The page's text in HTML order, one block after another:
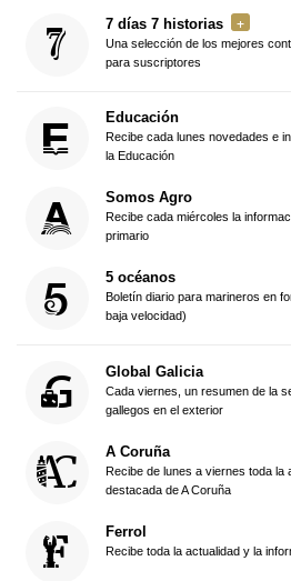
7 días 7 historias
Una selección de los mejores
para suscriptores
Educación
Recibe cada lunes novedades e
la Educación
Somos Agro
Recibe cada miércoles la
primario
5 océanos
Boletín diario para marineros en
baja velocidad)
Global Galicia
Cada viernes, un resumen de la
gallegos en el exterior
A Coruña
Recibe de lunes a viernes toda la
destacada de A Coruña
Ferrol
Recibe toda la actualidad y la